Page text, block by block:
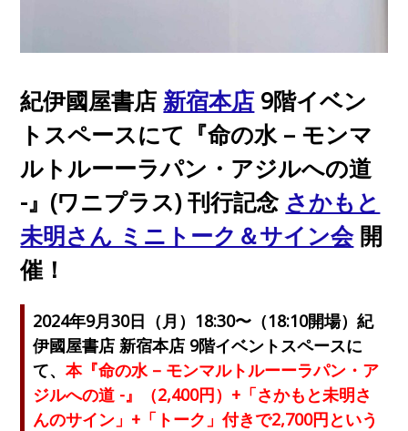
紀伊國屋書店 新宿本店 9階イベン
トスペースにて『命の水 – モンマ
ルトルーーラパン・アジルへの道
-』(ワニプラス) 刊行記念 さかもと
未明さん ミニトーク＆サイン会開
催！
2024年9月30日（月）18:30〜（18:10開場）紀
伊國屋書店 新宿本店 9階イベントスペースに
て、本『命の水 – モンマルトルーーラパン・ア
ジルへの道 -』（2,400円）+「さかもと未明さ
んのサイン」+「トーク」付きで2,700円という